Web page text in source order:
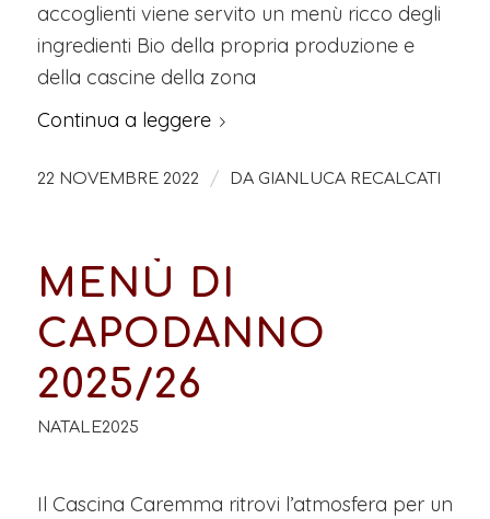
accoglienti viene servito un menù ricco degli
ingredienti Bio della propria produzione e
della cascine della zona
Continua a leggere
22 NOVEMBRE 2022 / DA GIANLUCA RECALCATI
MENÙ DI
CAPODANNO
2025/26
NATALE2025
Il Cascina Caremma ritrovi l’atmosfera per un